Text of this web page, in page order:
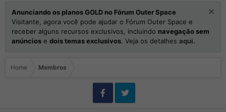
Anunciando os planos GOLD no Fórum Outer Space
Visitante, agora você pode ajudar o Fórum Outer Space e
receber alguns recursos exclusivos, incluindo navegação sem
anúncios e dois temas exclusivos. Veja os detalhes aqui.
Home Membros